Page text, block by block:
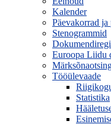
Kalender
Päevakorrad
Stenogrammid
Euroopa Liidu
Tööülevaade
Statistika